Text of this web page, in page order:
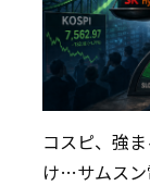
コスピ、強
け…サムスン